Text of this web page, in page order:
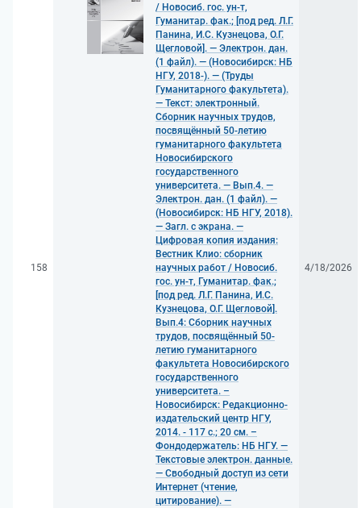
158
/ Новосиб. гос. ун-т,
Гуманитар. фак.; [под ред. Л.Г.
Панина, И.С. Кузнецова, О.Г.
Щегловой]. — Электрон. дан.
(1 файл). — (Новосибирск: НБ
НГУ, 2018-). — (Труды
Гуманитарного факультета).
— Текст: электронный.
Cборник научных трудов,
посвящённый 50-летию
гуманитарного факультета
Новосибирского
государственного
университета. — Вып.4. —
Электрон. дан. (1 файл). —
(Новосибирск: НБ НГУ, 2018).
— Загл. с экрана. —
Цифровая копия издания:
Вестник Клио: сборник
научных работ / Новосиб.
гос. ун-т, Гуманитар. фак.;
[под ред. Л.Г. Панина, И.С.
Кузнецова, О.Г. Щегловой].
Вып.4: Cборник научных
трудов, посвящённый 50-
летию гуманитарного
факультета Новосибирского
государственного
университета. –
Новосибирск: Редакционно-
издательский центр НГУ,
2014. - 117 с.; 20 см. –
Фондодержатель: НБ НГУ. —
Текстовые электрон. данные.
— Свободный доступ из сети
Интернет (чтение,
цитирование). —
4/18/2026